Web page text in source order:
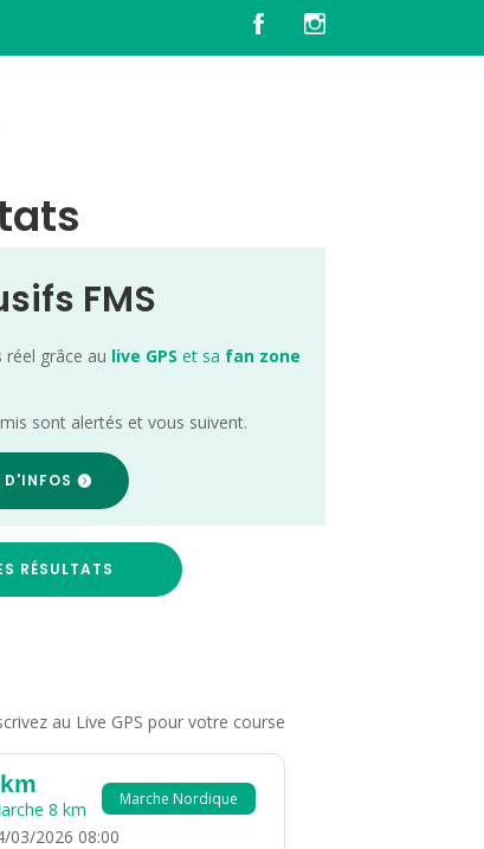
FMS
grâce au live GPS et sa fan zone
sont alertés et vous suivent.
D'INFOS
RÉSULTATS
au Live GPS pour votre course
Marche Nordique
8 km
03/2026 08:00